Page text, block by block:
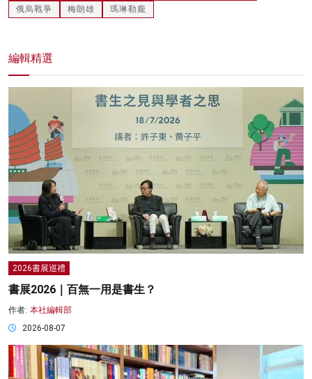
俄烏戰爭 梅朗雄 瑪琳勒龐
編輯精選
2026書展巡禮
書展2026｜百無一用是書生？
作者: 本社編輯部
2026-08-07